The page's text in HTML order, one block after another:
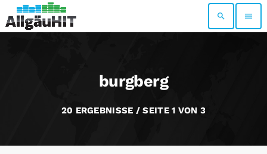
search menu
burgberg
20 ERGEBNISSE / SEITE 1 VON 3